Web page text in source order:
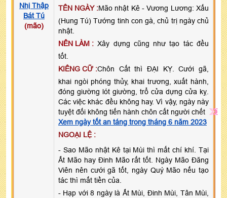
Nhị Thập
Bát Tú
(mão)
TÊN NGÀY :Mão nhật Kê - Vương Lương: Xấu
(Hung Tú) Tướng tinh con gà, chủ trị ngày chủ
nhật.
NÊN LÀM : Xây dựng cũng như tạo tác đều
tốt.
KIÊNG CỮ :Chôn Cất thì ĐẠI KỴ. Cưới gã,
khai ngòi phóng thủy, khai trương, xuất hành,
đóng giường lót giường, trổ cửa dựng cửa kỵ.
Các việc khác đều không hay. Vì vậy, ngày này
tuyệt đối không tiến hành chôn cất người chết
Xem ngày tốt an táng trong tháng 6 năm 2023
NGOẠI LỆ :
- Sao Mão nhật Kê tại Mùi thì mất chí khí. Tại
Ất Mão hay Đinh Mão rất tốt. Ngày Mão Đăng
Viên nên cưới gã tốt, ngày Quý Mão nếu tạo
tác thì mất tiền của.
- Hạp với 8 ngày là Ất Mùi, Đinh Mùi, Tân Mùi,